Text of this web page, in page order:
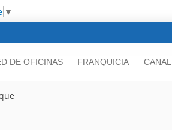
▼
DE OFICINAS FRANQUICIA